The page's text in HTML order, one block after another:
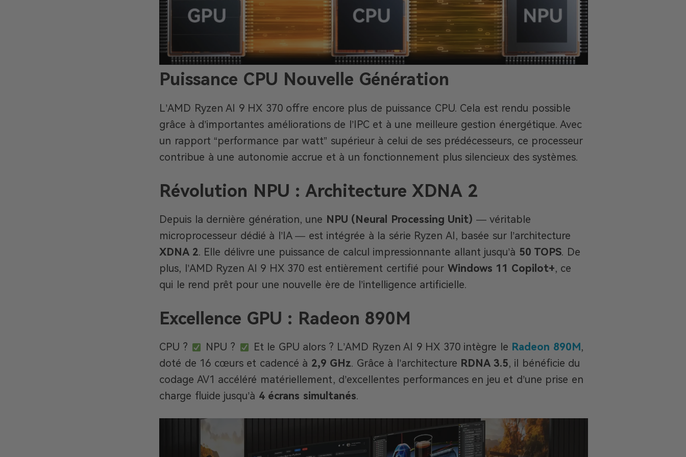
Puissance CPU Nouvelle Génération
L’AMD Ryzen AI 9 HX 370 offre encore plus de puissance CPU. Cela est rendu possible
grâce à d’importantes améliorations de l’IPC et à une meilleure gestion énergétique. Avec
un rapport “performance par watt” supérieur à celui de ses prédécesseurs, ce processeur
contribue à une autonomie accrue et à un fonctionnement plus silencieux des systèmes.
Révolution NPU : Architecture XDNA 2
Depuis la dernière génération, une NPU (Neural Processing Unit) — véritable
microprocesseur dédié à l’IA — est intégrée à la série Ryzen AI, basée sur l’architecture
XDNA 2. Elle délivre une puissance de calcul impressionnante allant jusqu’à 50 TOPS. De
plus, l’AMD Ryzen AI 9 HX 370 est entièrement certifié pour Windows 11 Copilot+, ce
qui le rend prêt pour une nouvelle ère de l’intelligence artificielle.
Excellence GPU : Radeon 890M
CPU ? NPU ? Et le GPU alors ? L’AMD Ryzen AI 9 HX 370 intègre le Radeon 890M,
doté de 16 cœurs et cadencé à 2,9 GHz. Grâce à l’architecture RDNA 3.5, il bénéficie du
codage AV1 accéléré matériellement, d’excellentes performances en jeu et d’une prise en
charge fluide jusqu’à 4 écrans simultanés.